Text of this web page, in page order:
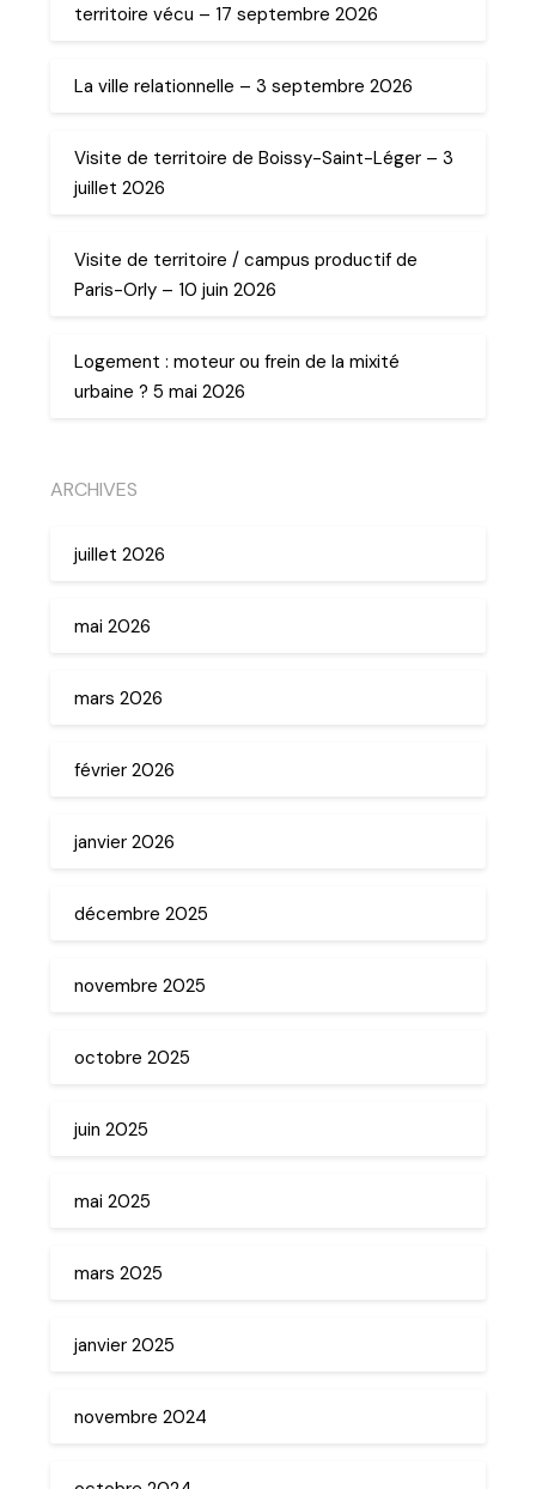
territoire vécu – 17 septembre 2026
La ville relationnelle – 3 septembre 2026
Visite de territoire de Boissy-Saint-Léger – 3
juillet 2026
Visite de territoire / campus productif de
Paris-Orly – 10 juin 2026
Logement : moteur ou frein de la mixité
urbaine ? 5 mai 2026
ARCHIVES
juillet 2026
mai 2026
mars 2026
février 2026
janvier 2026
décembre 2025
novembre 2025
octobre 2025
juin 2025
mai 2025
mars 2025
janvier 2025
novembre 2024